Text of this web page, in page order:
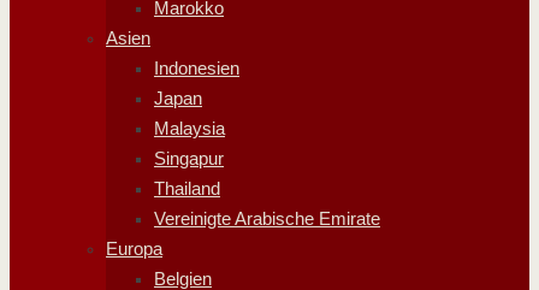
Marokko
Asien
Indonesien
Japan
Malaysia
Singapur
Thailand
Vereinigte Arabische Emirate
Europa
Belgien